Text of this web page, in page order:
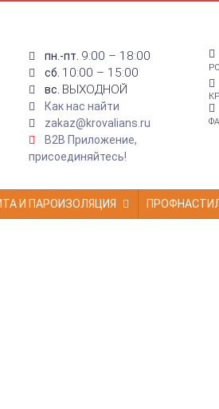
пн.-пт. 9:00 – 18:00
сб. 10:00 – 15:00
вс. ВЫХОДНОЙ
Как нас найти
zakaz@krovalians.ru
B2B Приложение,
присоединяйтесь!
И ПАРОИЗОЛЯЦИЯ